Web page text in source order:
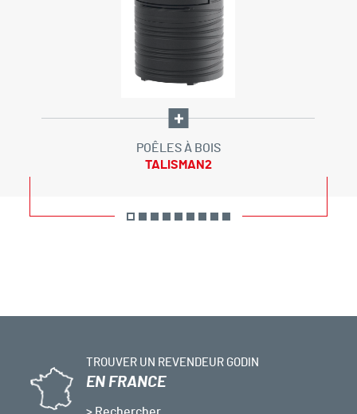
TALISMAN2
POÊLES À BOIS
TROUVER UN REVENDEUR GODIN
EN FRANCE